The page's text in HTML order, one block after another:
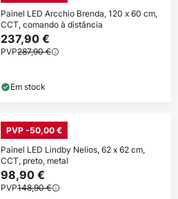
Painel LED Arcchio Brenda, 120 x 60 cm,
CCT, comando à distância
237,90 €
PVP287,90 €
Em stock
PVP -50,00 €
Painel LED Lindby Nelios, 62 x 62 cm,
CCT, preto, metal
98,90 €
PVP148,90 €